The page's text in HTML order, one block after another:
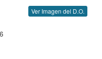
Ver Imagen del D.O.